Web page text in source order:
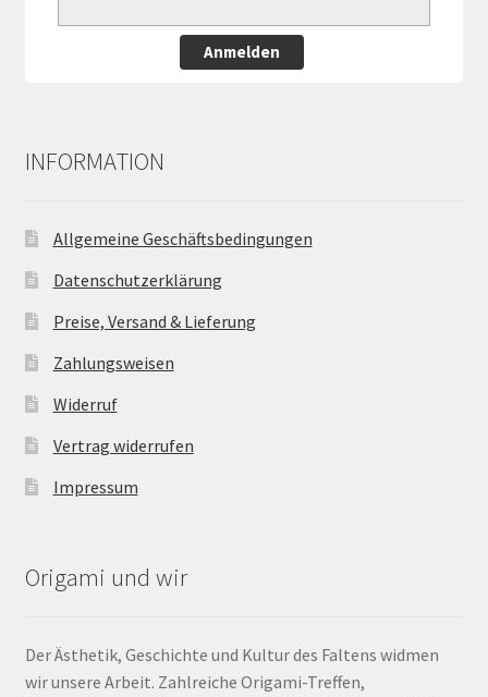
Anmelden
INFORMATION
Allgemeine Geschäftsbedingungen
Datenschutzerklärung
Preise, Versand & Lieferung
Zahlungsweisen
Widerruf
Vertrag widerrufen
Impressum
Origami und wir
Der Ästhetik, Geschichte und Kultur des Faltens widmen
wir unsere Arbeit. Zahlreiche Origami-Treffen,